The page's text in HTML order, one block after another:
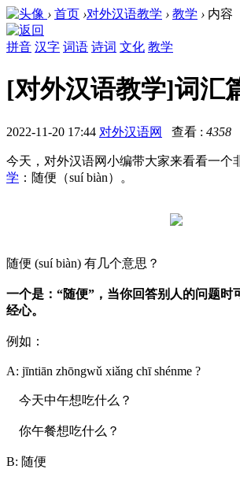
› 首页 ›对外汉语教学 › 教学 › 内容
拼音 汉字 词语 诗词 文化 教学
[对外汉语教学]词汇
2022-11-20 17:44 对外汉语网 查看 : 4358
今天，对外汉语网小编带大家来看看一个
学 ：随便（suí biàn）。
随便 (suí biàn) 有几个意思？
一个是：“随便”，当你回答别人的问题时
经心。
例如：
A: jīntiān zhōngwǔ xiǎng chī shénme ?
今天中午想吃什么？
你午餐想吃什么？
B: 随便